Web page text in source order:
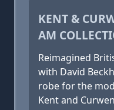
KENT &
AM
Reimagined
with David
robe for the
Kent and